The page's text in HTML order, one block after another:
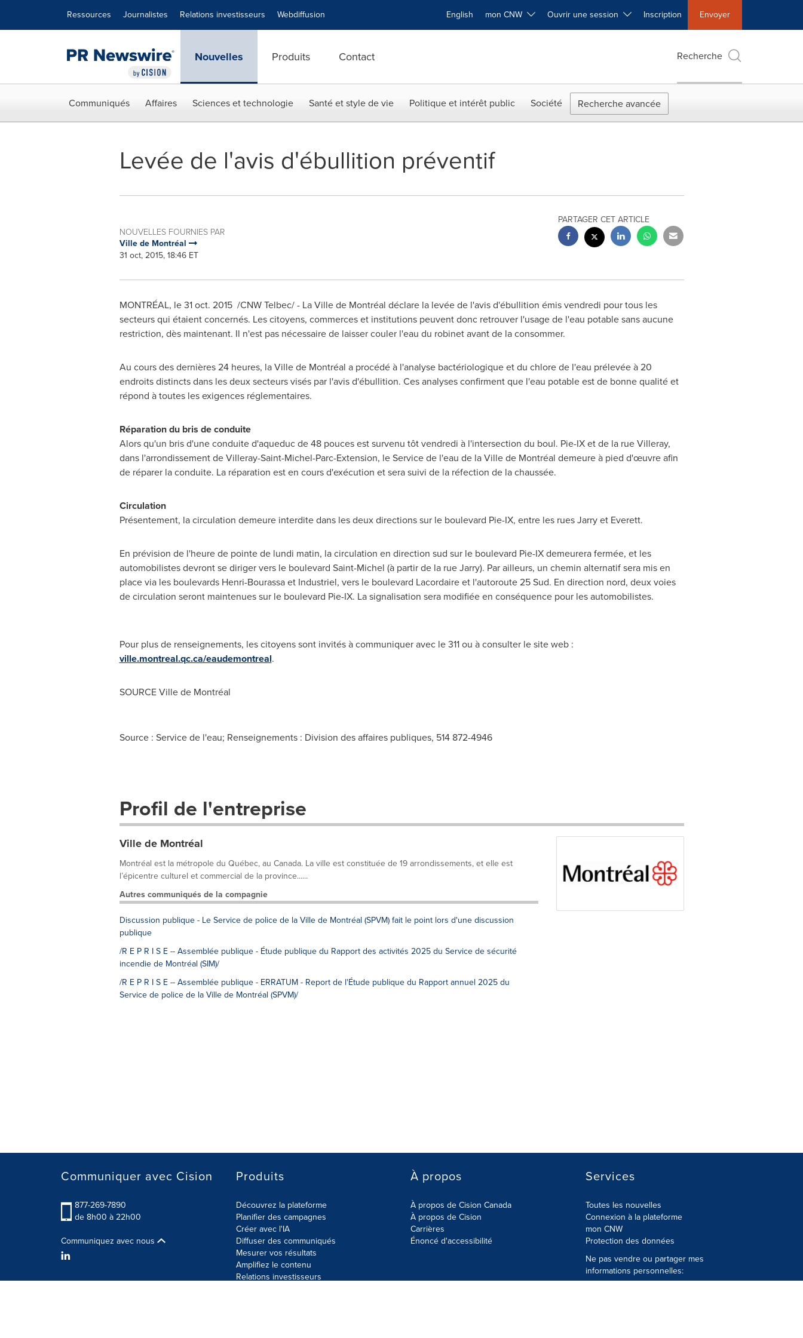
Ressources Journalistes Relations investisseurs Webdiffusion English mon CNW Ouvrir une session Inscription Envoyer
Nouvelles Produits Contact Recherche
Communiqués Affaires Sciences et technologie Santé et style de vie Politique et intérêt public Société Recherche avancée
Levée de l'avis d'ébullition préventif
NOUVELLES FOURNIES PAR
Ville de Montréal
31 oct, 2015, 18:46 ET
PARTAGER CET ARTICLE
MONTRÉAL, le31 oct. 2015/CNW Telbec/ - La Ville de Montréal déclare la levée de l'avis d'ébullition émis vendredi pour tous les
secteurs qui étaient concernés. Les citoyens, commerces et institutions peuvent donc retrouver l'usage de l'eau potable sans aucune
restriction, dès maintenant. Il n'est pas nécessaire de laisser couler l'eau du robinet avant de la consommer.
Au cours des dernières 24 heures, la Ville de Montréal a procédé à l'analyse bactériologique et du chlore de l'eau prélevée à 20
endroits distincts dans les deux secteurs visés par l'avis d'ébullition. Ces analyses confirment que l'eau potable est de bonne qualité et
répond à toutes les exigences réglementaires.
Réparation du bris de conduite
Alors qu'un bris d'une conduite d'aqueduc de 48 pouces est survenu tôt vendredi à l'intersection du boul. Pie-IX et de la rue Villeray,
dans l'arrondissement de Villeray-Saint-Michel-Parc-Extension, le Service de l'eau de la Ville de Montréal demeure à pied d'œuvre afin
de réparer la conduite. La réparation est en cours d'exécution et sera suivi de la réfection de la chaussée.
Circulation
Présentement, la circulation demeure interdite dans les deux directions sur le boulevard Pie-IX, entre les rues Jarry et Everett.
En prévision de l'heure de pointe de lundi matin, la circulation en direction sud sur le boulevard Pie-IX demeurera fermée, et les
automobilistes devront se diriger vers le boulevard Saint-Michel (à partir de la rue Jarry). Par ailleurs, un chemin alternatif sera mis en
place via les boulevards Henri-Bourassa et Industriel, vers le boulevard Lacordaire et l'autoroute 25 Sud. En direction nord, deux voies
de circulation seront maintenues sur le boulevard Pie-IX. La signalisation sera modifiée en conséquence pour les automobilistes.
Pour plus de renseignements, les citoyens sont invités à communiquer avec le 311 ou à consulter le site web :
ville.montreal.qc.ca/eaudemontreal.
SOURCE Ville de Montréal
Source : Service de l'eau; Renseignements : Division des affaires publiques, 514 872-4946
Profil de l'entreprise
Ville de Montréal
Montréal est la métropole du Québec, au Canada. La ville est constituée de 19 arrondissements, et elle est
l’épicentre culturel et commercial de la province......
Autres communiqués de la compagnie
Discussion publique - Le Service de police de la Ville de Montréal (SPVM) fait le point lors d'une discussion
publique
/R E P R I S E -- Assemblée publique - Étude publique du Rapport des activités 2025 du Service de sécurité
incendie de Montréal (SIM)/
/R E P R I S E -- Assemblée publique - ERRATUM - Report de l'Étude publique du Rapport annuel 2025 du
Service de police de la Ville de Montréal (SPVM)/
Communiquer avec Cision
877-269-7890
de 8h00 à 22h00
Communiquez avec nous
Produits
Découvrez la plateforme
Planifier des campagnes
Créer avec l'IA
Diffuser des communiqués
Mesurer vos résultats
Amplifiez le contenu
Relations investisseurs
À propos
À propos de Cision Canada
À propos de Cision
Carrières
Énoncé d'accessibilité
Services
Toutes les nouvelles
Connexion à la plateforme
mon CNW
Protection des données
Ne pas vendre ou partager mes
informations personnelles: